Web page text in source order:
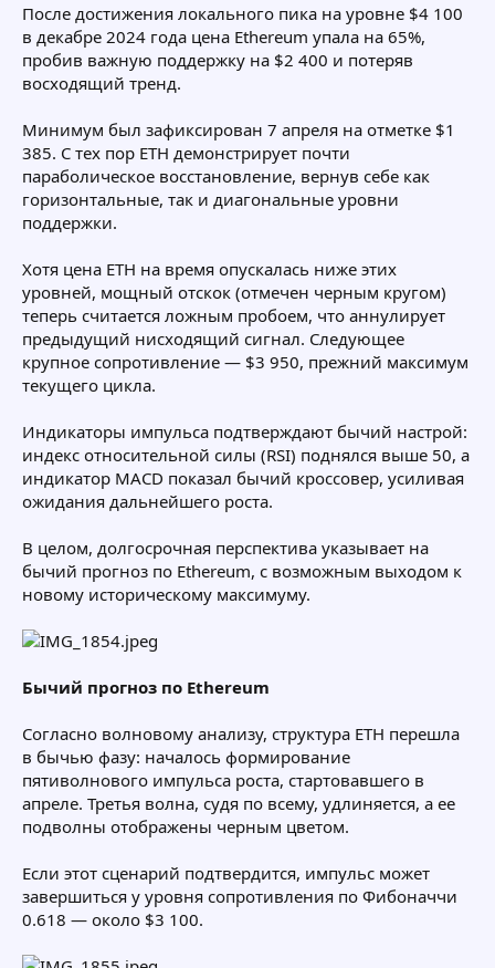
После достижения локального пика на уровне $4 100
в декабре 2024 года цена Ethereum упала на 65%,
пробив важную поддержку на $2 400 и потеряв
восходящий тренд.
Минимум был зафиксирован 7 апреля на отметке $1
385. С тех пор ETH демонстрирует почти
параболическое восстановление, вернув себе как
горизонтальные, так и диагональные уровни
поддержки.
Хотя цена ETH на время опускалась ниже этих
уровней, мощный отскок (отмечен черным кругом)
теперь считается ложным пробоем, что аннулирует
предыдущий нисходящий сигнал. Следующее
крупное сопротивление — $3 950, прежний максимум
текущего цикла.
Индикаторы импульса подтверждают бычий настрой:
индекс относительной силы (RSI) поднялся выше 50, а
индикатор MACD показал бычий кроссовер, усиливая
ожидания дальнейшего роста.
В целом, долгосрочная перспектива указывает на
бычий прогноз по Ethereum, с возможным выходом к
новому историческому максимуму.
Бычий прогноз по Ethereum
Согласно волновому анализу, структура ETH перешла
в бычью фазу: началось формирование
пятиволнового импульса роста, стартовавшего в
апреле. Третья волна, судя по всему, удлиняется, а ее
подволны отображены черным цветом.
Если этот сценарий подтвердится, импульс может
завершиться у уровня сопротивления по Фибоначчи
0.618 — около $3 100.